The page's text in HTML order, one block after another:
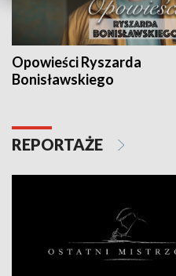
Opowieści Ryszarda
Bonisławskiego
REPORTAŻE